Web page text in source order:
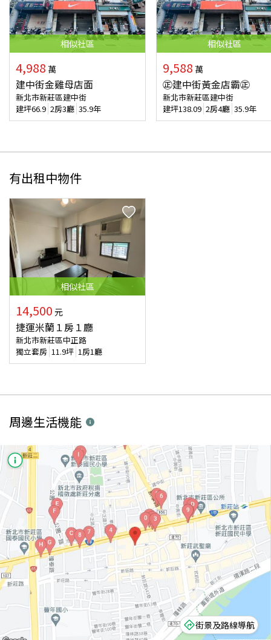
相似社區
4,988 萬
建中街金雞母店面
新北市新莊區建中街
建坪66.9 2房3廳 35.9年
相似社區
9,588 萬
㊣建中街黃金店霸㊣
新北市新莊區建中街
建坪138.09 2房4廳 35.9年
有出租中物件
相似社區
14,500 元
捷運米蘭１房１廳
新北市新莊區中正路
獨立套房 11.9坪 1房1廳
周邊生活機能
街景及路線導航